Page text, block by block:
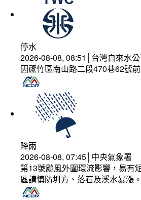
停水
2026-08-08, 08:51│台灣自來水
因蘆竹區南山路二段470巷62號
降雨
2026-08-08, 07:45│中央氣象署
第13號颱風外圍環流影響，易有
區請慎防坍方、落石及溪水暴漲。